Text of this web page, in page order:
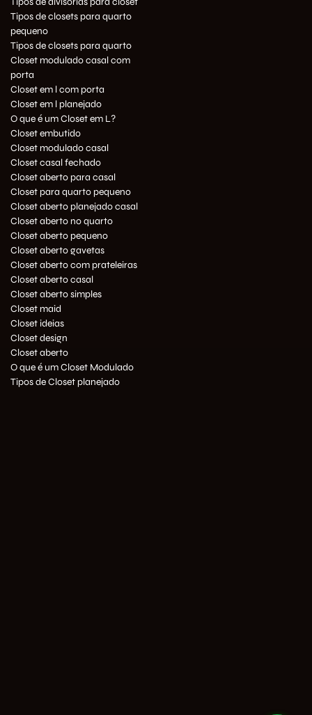
Tipos de closets para quarto
pequeno
Tipos de closets para quarto
Closet modulado casal com
porta
Closet em l com porta
Closet em l planejado
O que é um Closet em L?
Closet embutido
Closet modulado casal
Closet casal fechado
Closet aberto para casal
Closet para quarto pequeno
Closet aberto planejado casal
Closet aberto no quarto
Closet aberto pequeno
Closet aberto gavetas
Closet aberto com prateleiras
Closet aberto casal
Closet aberto simples
Closet maid
Closet ideias
Closet design
Closet aberto
O que é um Closet Modulado
Tipos de Closet planejado